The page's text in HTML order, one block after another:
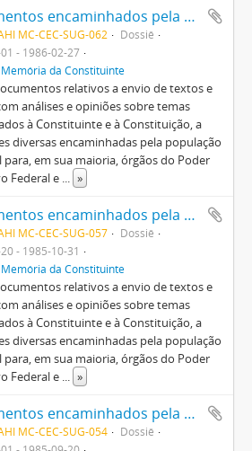
Documentos encaminhados pela população em geral
MC-CEC-SUG-062
Dossiê
- 1986-02-27
Memória da Constituinte
relativos a envio de textos e
análises e opiniões sobre temas
à Constituinte e à Constituição, a
diversas encaminhadas pela população
para, em sua maioria, órgãos do Poder
Federal e ... »
Documentos encaminhados pela população em geral
MC-CEC-SUG-057
Dossiê
- 1985-10-31
Memória da Constituinte
relativos a envio de textos e
análises e opiniões sobre temas
à Constituinte e à Constituição, a
diversas encaminhadas pela população
para, em sua maioria, órgãos do Poder
Federal e ... »
Documentos encaminhados pela população em geral
MC-CEC-SUG-054
Dossiê